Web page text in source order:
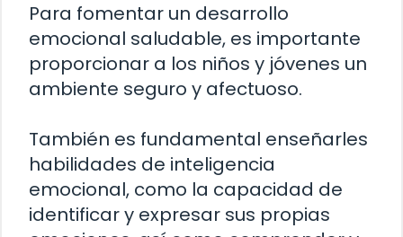
Para fomentar un desarrollo
emocional saludable, es importante
proporcionar a los niños y jóvenes un
ambiente seguro y afectuoso.
También es fundamental enseñarles
habilidades de inteligencia
emocional, como la capacidad de
identificar y expresar sus propias